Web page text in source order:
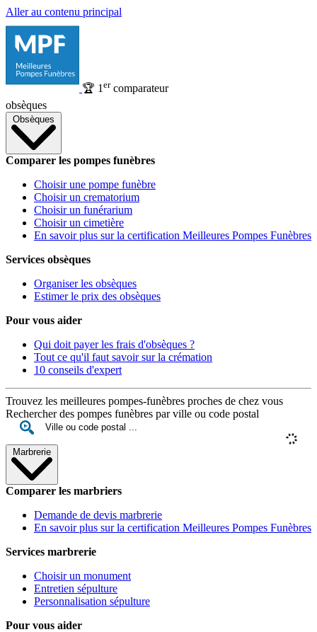
Aller au contenu principal
🏆 1 ercomparateur
obsèques
Obsèques
Comparer les pompes funèbres
Choisir une pompe funèbre
Choisir un crematorium
Choisir un funérarium
Choisir un cimetière
En savoir plus sur la certification Meilleures Pompes Funèbres
Services obsèques
Organiser les obsèques
Estimer le prix des obsèques
Pour vous aider
Qui doit payer les frais d'obsèques ?
Tout ce qu'il faut savoir sur la crémation
10 conseils d'expert
Trouvez les meilleures pompes-funèbres proches de chez vous
Rechercher des pompes funèbres par ville ou code postal
Marbrerie
Comparer les marbriers
Demande de devis marbrerie
En savoir plus sur la certification Meilleures Pompes Funèbres
Services marbrerie
Choisir un monument
Entretien sépulture
Personnalisation sépulture
Pour vous aider